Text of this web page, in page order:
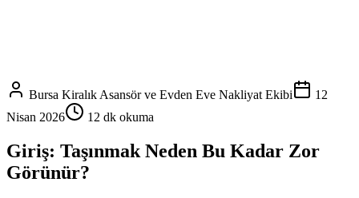
Bursa Kiralık Asansör ve Evden Eve Nakliyat Ekibi
12
Nisan 2026
12 dk okuma
Giriş: Taşınmak Neden Bu Kadar Zor
Görünür?